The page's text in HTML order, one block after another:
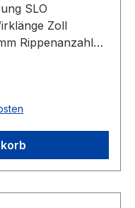
SLO
Zoll
Rippenanzahl
4,7mm